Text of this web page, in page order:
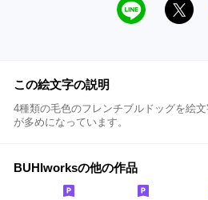
この絵文字の説明
4種類の毛色のフレンチブルドッグを絵
が多めになっています。
BUHIworksの他の作品